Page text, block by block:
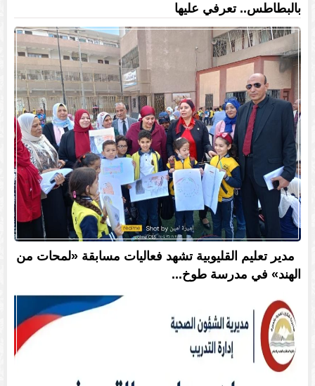
بالبطاطس.. تعرفي عليها
مدير تعليم القليوبية تشهد فعاليات مسابقة «لمحات من
الهند» في مدرسة طوخ...